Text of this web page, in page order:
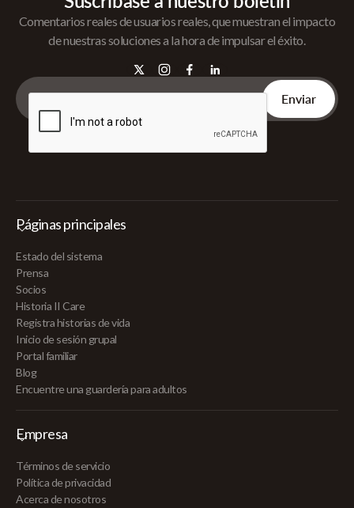
Comentarios reales de usuarios reales, que muestran el impacto
de nuestras soluciones a la hora de impulsar el éxito.
Páginas principales
Estado del sistema
Prensa
Socios
Historia II Care
Registra historias de vida
Inicio de sesión grupal
Portal familiar
Blog
Encuentre una guardería para adultos
Empresa
Términos de servicio
Política de privacidad
Acerca de nosotros